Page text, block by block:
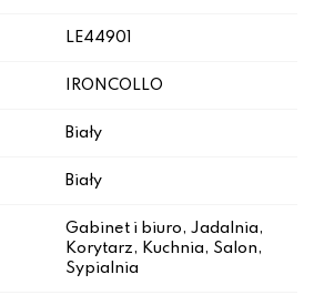
LE44901
IRONCOLLO
Biały
Biały
Gabinet i biuro, Jadalnia,
Korytarz, Kuchnia, Salon,
Sypialnia